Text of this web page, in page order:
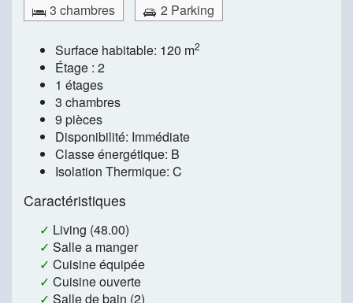
3 chambres
2 Parking
Surface habitable: 120 m2
Étage : 2
1 étages
3 chambres
9 pièces
Disponibilité: Immédiate
Classe énergétique: B
Isolation Thermique: C
Caractéristiques
✓ Living (48.00)
✓ Salle a manger
✓ Cuisine équipée
✓ Cuisine ouverte
✓ Salle de bain (2)